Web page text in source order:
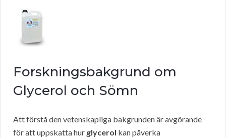
Forskningsbakgrund om
Glycerol och Sömn
Att förstå den vetenskapliga bakgrunden är avgörande
för att uppskatta hur glycerol kan påverka